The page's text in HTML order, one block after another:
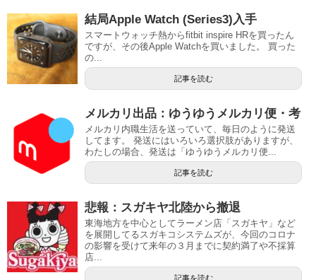
結局Apple Watch (Series3)入手
スマートウォッチ熱からfitbit inspire HRを買ったん
ですが、その後Apple Watchを買いました。 買った
の...
記事を読む
メルカリ出品：ゆうゆうメルカリ便・考
メルカリ内職生活を送っていて、毎日のように発送
してます。 発送にはいろいろ選択肢がありますが、
わたしの場合、発送は「ゆうゆうメルカリ便...
記事を読む
悲報：スガキヤ北陸から撤退
東海地方を中心としてラーメン店「スガキヤ」など
を展開してるスガキコシステムズが、今回のコロナ
の影響を受けて来年の３月までに契約満了や不採算
店...
記事を読む